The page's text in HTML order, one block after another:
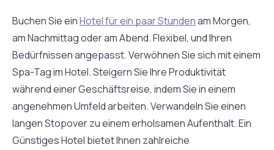
Buchen Sie einHotel für ein paar Stundenam Morgen,
am Nachmittag oder am Abend. Flexibel, und Ihren
Bedürfnissen angepasst. Verwöhnen Sie sich mit einem
Spa-Tag im Hotel. Steigern Sie Ihre Produktivität
während einer Geschäftsreise, indem Sie in einem
angenehmen Umfeld arbeiten. Verwandeln Sie einen
langen Stopover zu einem erholsamen Aufenthalt. Ein
Günstiges Hotel bietet Ihnen zahlreiche